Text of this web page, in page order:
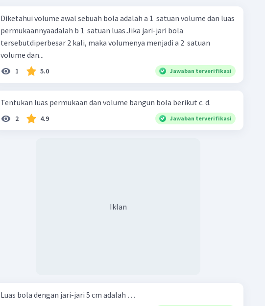
Diketahui volume awal sebuah bola adalah a 1 ​ satuan volume dan luas
permukaannyaadalah b 1 ​ satuan luas.Jika jari-jari bola
tersebutdiperbesar 2 kali, maka volumenya menjadi a 2 ​ satuan
volume dan...
1 5.0 Jawaban terverifikasi
Tentukan luas permukaan dan volume bangun bola berikut c. d.
2 4.9 Jawaban terverifikasi
Iklan
Luas bola dengan jari-jari 5 cm adalah …